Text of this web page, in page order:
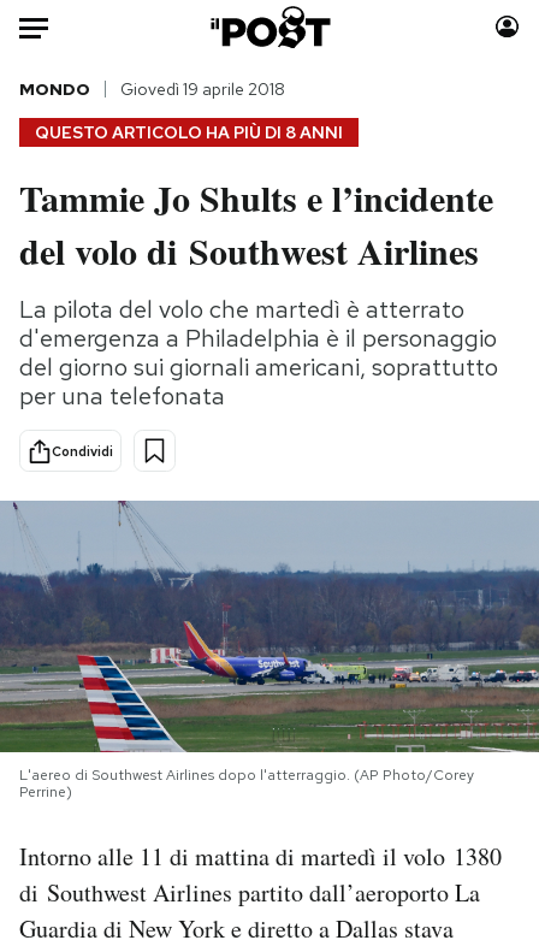
Auto
HOME
Italia
Politica
Tecnologia
Internet
Scienza
Cultura
Economia
Moda
Consumismi
Storie/Idee
Ok Boomer!
Media
PODCAST
NEWSLETTER
I MIEI PREFERITI
CALENDARIO
QUESTO ARTICOLO HA PIÙ DI 8 ANNI
MONDO Giovedì 19 aprile 2018
Tammie Jo Shults e l’incidente
del volo di Southwest Airlines
La pilota del volo che martedì è atterrato
d'emergenza a Philadelphia è il personaggio
del giorno sui giornali americani, soprattutto
per una telefonata
Condividi
L'aereo di Southwest Airlines dopo l'atterraggio. (AP Photo/Corey
Perrine)
Intorno alle 11 di mattina di martedì il volo 1380
di Southwest Airlines partito dall’aeroporto La
Guardia di New York e diretto a Dallas stava